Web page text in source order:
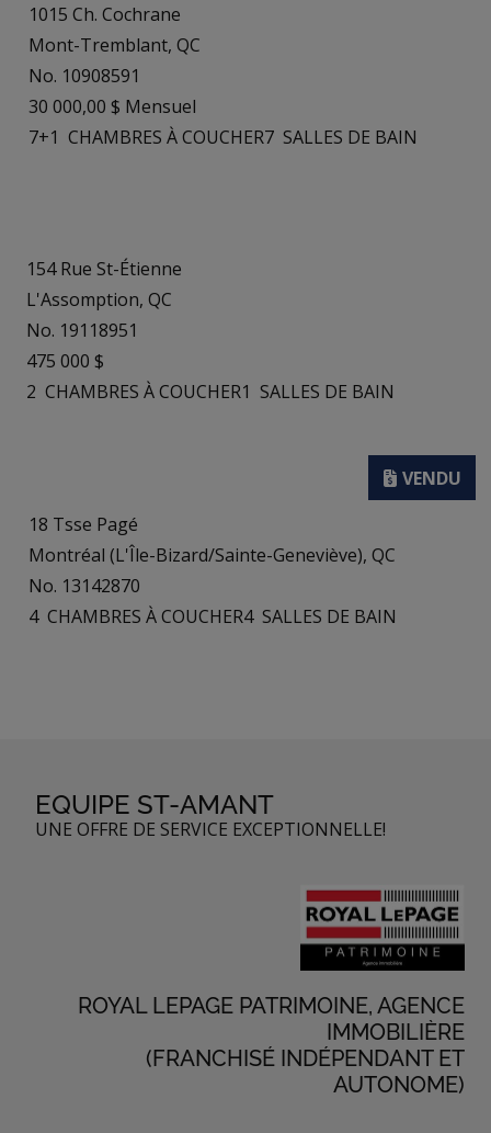
1015 Ch. Cochrane
Mont-Tremblant, QC
No. 10908591
30 000,00 $ Mensuel
7+1 CHAMBRES À COUCHER7 SALLES DE BAIN
154 Rue St-Étienne
L'Assomption, QC
No. 19118951
475 000 $
2 CHAMBRES À COUCHER1 SALLES DE BAIN
18 Tsse Pagé
Montréal (L'Île-Bizard/Sainte-Geneviève), QC
No. 13142870
4 CHAMBRES À COUCHER4 SALLES DE BAIN
EQUIPE ST-AMANT
UNE OFFRE DE SERVICE EXCEPTIONNELLE!
ROYAL LEPAGE PATRIMOINE, AGENCE
IMMOBILIÈRE
(FRANCHISÉ INDÉPENDANT ET
AUTONOME)